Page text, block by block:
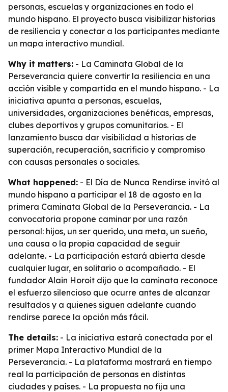
personas, escuelas y organizaciones en todo el
mundo hispano. El proyecto busca visibilizar historias
de resiliencia y conectar a los participantes mediante
un mapa interactivo mundial.
Why it matters: - La Caminata Global de la
Perseverancia quiere convertir la resiliencia en una
acción visible y compartida en el mundo hispano. - La
iniciativa apunta a personas, escuelas,
universidades, organizaciones benéficas, empresas,
clubes deportivos y grupos comunitarios. - El
lanzamiento busca dar visibilidad a historias de
superación, recuperación, sacrificio y compromiso
con causas personales o sociales.
What happened: - El Día de Nunca Rendirse invitó al
mundo hispano a participar el 18 de agosto en la
primera Caminata Global de la Perseverancia. - La
convocatoria propone caminar por una razón
personal: hijos, un ser querido, una meta, un sueño,
una causa o la propia capacidad de seguir
adelante. - La participación estará abierta desde
cualquier lugar, en solitario o acompañado. - El
fundador Alain Horoit dijo que la caminata reconoce
el esfuerzo silencioso que ocurre antes de alcanzar
resultados y a quienes siguen adelante cuando
rendirse parece la opción más fácil.
The details: - La iniciativa estará conectada por el
primer Mapa Interactivo Mundial de la
Perseverancia. - La plataforma mostrará en tiempo
real la participación de personas en distintas
ciudades y países. - La propuesta no fija una